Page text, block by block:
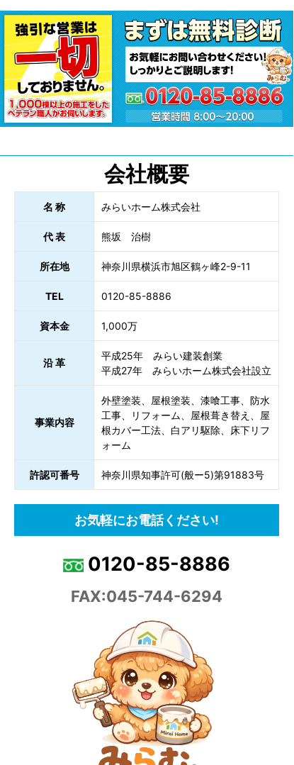
会社概要
名 称 みらいホーム株式会社
代 表 熊坂 治樹
所在地 神奈川県横浜市旭区鶴ヶ峰2-9-11
TEL 0120-85-8886
資本金 1,000万
沿 革
平成25年 みらい建装創業
平成27年 みらいホーム株式会社設立
事業内容
外壁塗装、屋根塗装、漆喰工事、防水
工事、リフォーム、屋根葺き替え、屋
根カバー工法、白アリ駆除、床下リフ
ォーム
許認可番号 神奈川県知事許可(般ー5)第91883号
お気軽にお電話ください!
0120-85-8886
FAX:045-744-6294